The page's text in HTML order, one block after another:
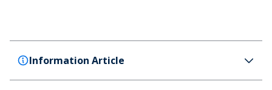
Information Article